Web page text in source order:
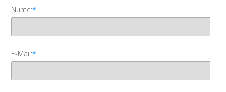
Nume:*
E-Mail:*